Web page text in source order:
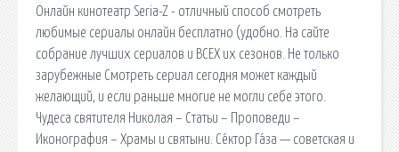
Онлайн кинотеатр Seria-Z - отличный способ смотреть
любимые сериалы онлайн бесплатно (удобно. На сайте
собрание лучших сериалов и ВСЕХ их сезонов. Не только
зарубежные Смотреть сериал сегодня может каждый
желающий, и если раньше многие не могли себе этого.
Чудеса святителя Николая – Статьи – Проповеди –
Иконография – Храмы и святыни. Се́ктор Га́за — советская и